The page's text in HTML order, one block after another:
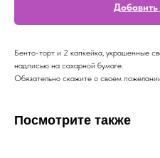
Добавить
Бенто-торт и 2 капкейка, украшенные
надписью на сахарной бумаге.
Обязательно скажите о своем
Посмотрите также